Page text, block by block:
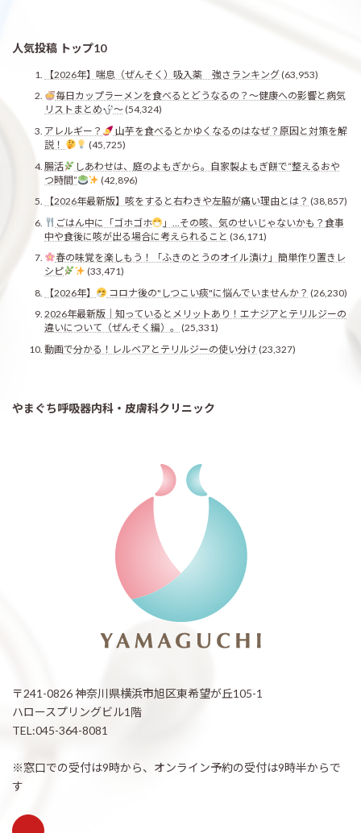
人気投稿 トップ10
【2026年】喘息（ぜんそく）吸入薬 強さランキング(63,953)
毎日カップラーメンを食べるとどうなるの？〜健康への影響と病気
リストまとめ
〜(54,324)
アレルギー？
山芋を食べるとかゆくなるのはなぜ？原因と対策を解
説！
(45,725)
腸活
しあわせは、庭のよもぎから。自家製よもぎ餅で“整えるおや
つ時間”
(42,896)
【2026年最新版】咳をすると右わきや左脇が痛い理由とは？ (38,857)
ごはん中に「ゴホゴホ
」…その咳、気のせいじゃないかも？食事
中や食後に咳が出る場合に考えられること (36,171)
春の味覚を楽しもう！「ふきのとうのオイル漬け」簡単作り置きレ
シピ
(33,471)
【2026年】
コロナ後の"しつこい痰"に悩んでいませんか？ (26,230)
2026年最新版｜知っているとメリットあり！エナジアとテリルジーの
違いについて（ぜんそく編）。
(25,331)
動画で分かる！レルベアとテリルジーの使い分け (23,327)
やまぐち呼吸器内科・皮膚科クリニック
〒241-0826 神奈川県横浜市旭区東希望が丘105-1
ハロースプリングビル1階
TEL:045-364-8081
※窓口での受付は9時から、オンライン予約の受付は9時半からで
す